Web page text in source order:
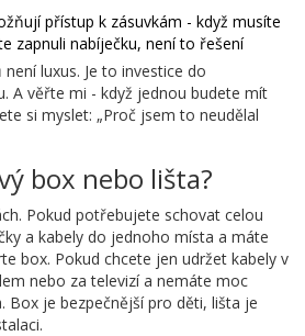
přístup k zásuvkám - když musíte
zapnuli nabíječku, není to řešení
luxus. Je to investice do
A věřte mi - když jednou budete mít
si myslet: „Proč jsem to neudělal
box nebo lišta?
Pokud potřebujete schovat celou
a kabely do jednoho místa a máte
box. Pokud chcete jen udržet kabely v
nebo za televizí a nemáte moc
Box je bezpečnější pro děti, lišta je